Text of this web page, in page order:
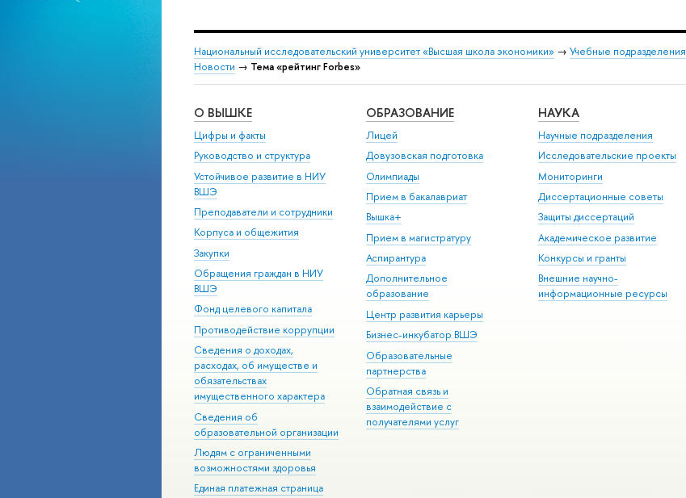
Национальный исследовательский университет «Высшая школа экономики» → Учебные подразделения
Новости → Тема «рейтинг Forbes»
О ВЫШКЕ
Цифры и факты
Руководство и структура
Устойчивое развитие в НИУ
ВШЭ
Преподаватели и сотрудники
Корпуса и общежития
Закупки
Обращения граждан в НИУ
ВШЭ
Фонд целевого капитала
Противодействие коррупции
Сведения о доходах,
расходах, об имуществе и
обязательствах
имущественного характера
Сведения об
образовательной организации
Людям с ограниченными
возможностями здоровья
Единая платежная страница
ОБРАЗОВАНИЕ
Лицей
Довузовская подготовка
Олимпиады
Прием в бакалавриат
Вышка+
Прием в магистратуру
Аспирантура
Дополнительное
образование
Центр развития карьеры
Бизнес-инкубатор ВШЭ
Образовательные
партнерства
Обратная связь и
взаимодействие с
получателями услуг
НАУКА
Научные подразделения
Исследовательские проекты
Мониторинги
Диссертационные советы
Защиты диссертаций
Академическое развитие
Конкурсы и гранты
Внешние научно-
информационные ресурсы